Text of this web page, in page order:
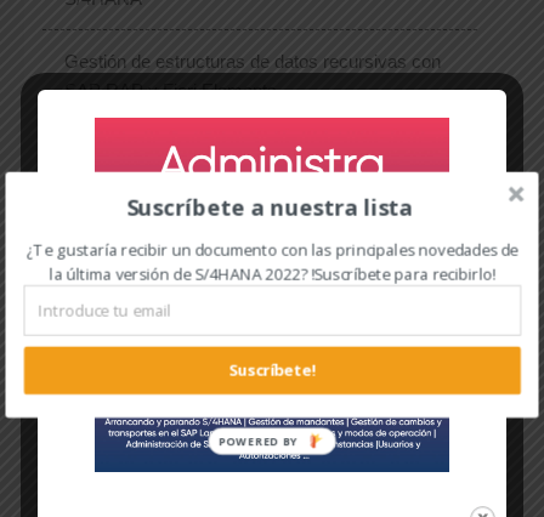
Gestión de estructuras de datos recursivas con
SAP RAP y Fiori Elements
¿Qué es la unidad ABAP?
Etiquetas
Brownfield
Conversión a SAP S/4HANA Greenfield
Suscríbete a nuestra lista
¿Te gustaría recibir un documento con las principales novedades de
la última versión de S/4HANA 2022? !Suscríbete para recibirlo!
Suscríbete!
POWERED BY